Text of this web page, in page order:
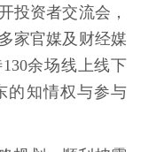
投资者交流会，
家官媒及财经媒
余场线上线下
的知情权与参与